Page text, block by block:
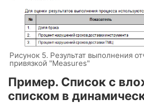
Рисунок 5. Результат выполнения
привязкой "Measures"
Пример. Список с
списком в